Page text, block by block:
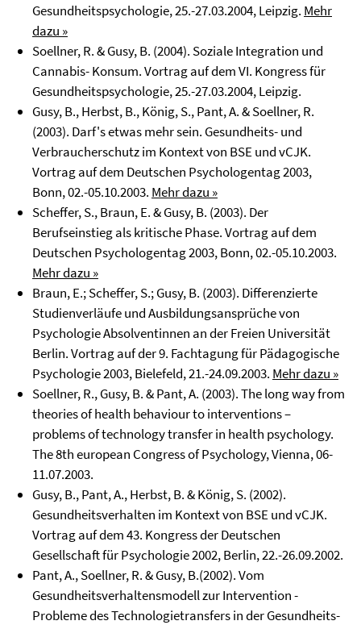
Gesundheitspsychologie, 25.-27.03.2004, Leipzig. Mehr
dazu »
Soellner, R. & Gusy, B. (2004). Soziale Integration und
Cannabis- Konsum. Vortrag auf dem VI. Kongress für
Gesundheitspsychologie, 25.-27.03.2004, Leipzig.
Gusy, B., Herbst, B., König, S., Pant, A. & Soellner, R.
(2003). Darf's etwas mehr sein. Gesundheits- und
Verbraucherschutz im Kontext von BSE und vCJK.
Vortrag auf dem Deutschen Psychologentag 2003,
Bonn, 02.-05.10.2003. Mehr dazu »
Scheffer, S., Braun, E. & Gusy, B. (2003). Der
Berufseinstieg als kritische Phase. Vortrag auf dem
Deutschen Psychologentag 2003, Bonn, 02.-05.10.2003.
Mehr dazu »
Braun, E.; Scheffer, S.; Gusy, B. (2003). Differenzierte
Studienverläufe und Ausbildungsansprüche von
Psychologie Absolventinnen an der Freien Universität
Berlin. Vortrag auf der 9. Fachtagung für Pädagogische
Psychologie 2003, Bielefeld, 21.-24.09.2003. Mehr dazu »
Soellner, R., Gusy, B. & Pant, A. (2003). The long way from
theories of health behaviour to interventions –
problems of technology transfer in health psychology.
The 8th european Congress of Psychology, Vienna, 06-
11.07.2003.
Gusy, B., Pant, A., Herbst, B. & König, S. (2002).
Gesundheitsverhalten im Kontext von BSE und vCJK.
Vortrag auf dem 43. Kongress der Deutschen
Gesellschaft für Psychologie 2002, Berlin, 22.-26.09.2002.
Pant, A., Soellner, R. & Gusy, B.(2002). Vom
Gesundheitsverhaltensmodell zur Intervention -
Probleme des Technologietransfers in der Gesundheits-